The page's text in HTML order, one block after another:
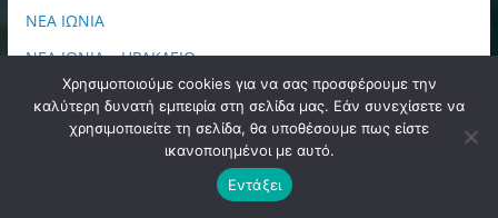
ΝΕΑ ΙΩΝΙΑ
ΝΕΑ ΙΩΝΙΑ – ΗΡΑΚΛΕΙΟ
ΝΕΑ ΤΟΥ ΔΗΜΟΥ
ΝΕΟ ΗΡΑΚΛΕΙΟ
Χρησιμοποιούμε cookies για να σας προσφέρουμε την
καλύτερη δυνατή εμπειρία στη σελίδα μας. Εάν συνεχίσετε να
χρησιμοποιείτε τη σελίδα, θα υποθέσουμε πως είστε
ικανοποιημένοι με αυτό.
Εντάξει